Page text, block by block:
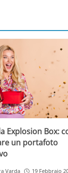
Explosion Box:
un portafoto
Varda 19 Febbraio